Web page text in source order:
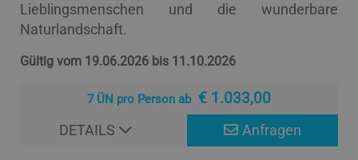
Lieblingsmenschen und die wunderbare
Naturlandschaft.
Gültig vom 19.06.2026 bis 11.10.2026
7 ÜN pro Person ab € 1.033,00
Anfragen
DETAILS